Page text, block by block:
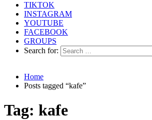
TIKTOK
INSTAGRAM
YOUTUBE
FACEBOOK
GROUPS
Search for:
Home
Posts tagged “kafe”
Tag: kafe